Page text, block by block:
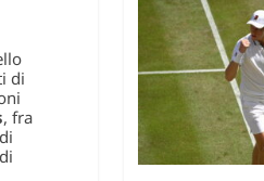
di
, fra